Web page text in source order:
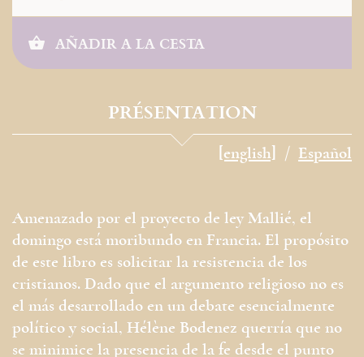
AÑADIR A LA CESTA
PRÉSENTATION
[english] Español
Amenazado por el proyecto de ley Mallié, el
domingo está moribundo en Francia. El propósito
de este libro es solicitar la resistencia de los
cristianos. Dado que el argumento religioso no es
el más desarrollado en un debate esencialmente
político y social, Hélène Bodenez querría que no
se minimice la presencia de la fe desde el punto